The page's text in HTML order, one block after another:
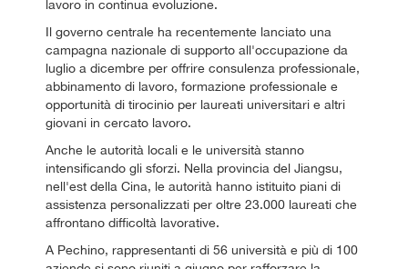
lavoro in continua evoluzione.
Il governo centrale ha recentemente lanciato una
campagna nazionale di supporto all'occupazione da
luglio a dicembre per offrire consulenza professionale,
abbinamento di lavoro, formazione professionale e
opportunità di tirocinio per laureati universitari e altri
giovani in cercato lavoro.
Anche le autorità locali e le università stanno
intensificando gli sforzi. Nella provincia del Jiangsu,
nell'est della Cina, le autorità hanno istituito piani di
assistenza personalizzati per oltre 23.000 laureati che
affrontano difficoltà lavorative.
A Pechino, rappresentanti di 56 università e più di 100